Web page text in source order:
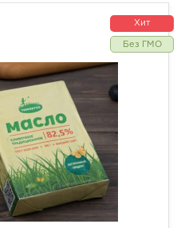
Хит
Без ГМО